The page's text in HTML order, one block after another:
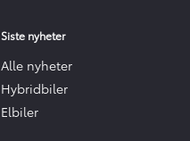
Siste nyheter
Alle nyheter
Hybridbiler
Elbiler